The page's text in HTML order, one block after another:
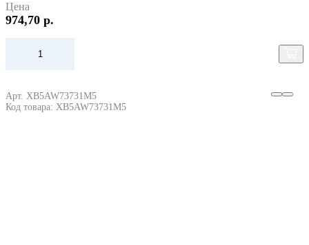
Цена
974,70 р.
Арт. XB5AW73731M5
Код товара: XB5AW73731M5